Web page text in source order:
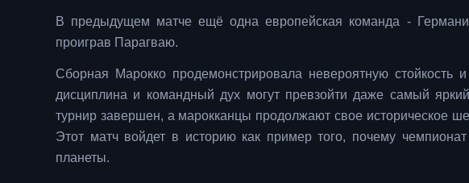
В предыдущем матче ещё одна европейская команда -
проиграв Парагваю.
Сборная Марокко продемонстрировала невероятную стойкость
дисциплина и командный дух могут превзойти даже самый
турнир завершен, а марокканцы продолжают свое историческое
Этот матч войдет в историю как пример того, почему
планеты.